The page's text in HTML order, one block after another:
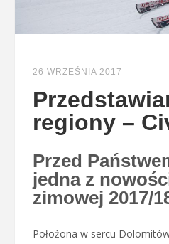
26 WRZEŚNIA 2017
regiony –
Przed
jedna z
zimowej 2017/
Położona w sercu